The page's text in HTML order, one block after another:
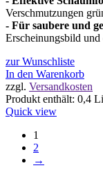
Verschmutzungen
- Für saubere und
Erscheinungsbild
zur Wunschliste
In den Warenkorb
zzgl. Versandkosten
Produkt enthält: 0,4
Quick view
1
2
→